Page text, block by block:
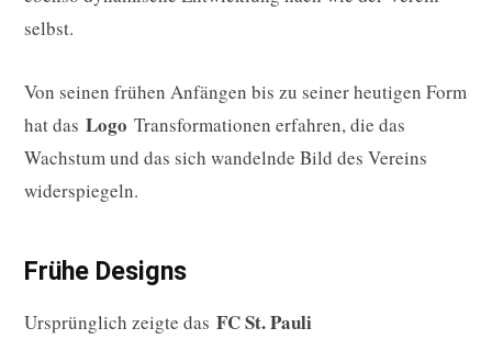
selbst.
Von seinen frühen Anfängen bis zu seiner heutigen Form
hat das Logo Transformationen erfahren, die das
Wachstum und das sich wandelnde Bild des Vereins
widerspiegeln.
Frühe Designs
Ursprünglich zeigte das FC St. Pauli